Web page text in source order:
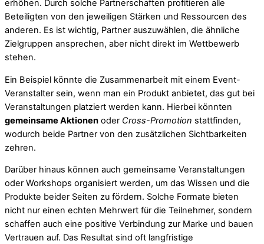
erhöhen. Durch solche Partnerschaften profitieren alle
Beteiligten von den jeweiligen Stärken und Ressourcen des
anderen. Es ist wichtig, Partner auszuwählen, die ähnliche
Zielgruppen ansprechen, aber nicht direkt im Wettbewerb
stehen.
Ein Beispiel könnte die Zusammenarbeit mit einem Event-
Veranstalter sein, wenn man ein Produkt anbietet, das gut bei
Veranstaltungen platziert werden kann. Hierbei könnten
gemeinsame Aktionen oder Cross-Promotion stattfinden,
wodurch beide Partner von den zusätzlichen Sichtbarkeiten
zehren.
Darüber hinaus können auch gemeinsame Veranstaltungen
oder Workshops organisiert werden, um das Wissen und die
Produkte beider Seiten zu fördern. Solche Formate bieten
nicht nur einen echten Mehrwert für die Teilnehmer, sondern
schaffen auch eine positive Verbindung zur Marke und bauen
Vertrauen auf. Das Resultat sind oft langfristige